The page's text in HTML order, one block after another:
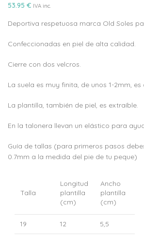
53.95 € IVA inc.
Deportiva respetuosa marca Old Soles
Confeccionadas en piel de alta calidad.
Cierre con dos velcros.
La suela es muy finita, de unos 1-2mm,
La plantilla, también de piel, es extraíble.
En la talonera llevan un elástico para
Guía de tallas (para primeros pasos
0.7mm a la medida del pie de tu peque)
Talla
Longitud
plantilla
(cm)
Ancho
plantilla
(cm)
19 12 5,5